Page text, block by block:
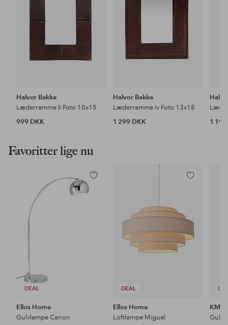
Halvor Bakke
Læderramme Ii Foto 10x15
999 DKK
Halvor Bakke
Læderramme Iv Foto 13x18
1 299 DKK
1
Favoritter lige nu
DEAL
Tilføj
til
Ellos Home
Gulvlampe Canon
DEAL
Tilføj
Ellos Home
Loftlampe Miguel
KM